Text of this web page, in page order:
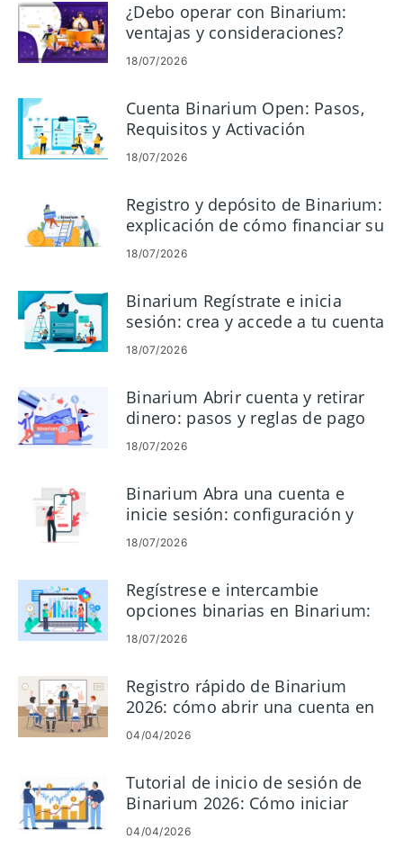
¿Debo operar con Binarium:
ventajas y consideraciones?
18/07/2026
Cuenta Binarium Open: Pasos,
Requisitos y Activación
18/07/2026
Registro y depósito de Binarium:
explicación de cómo financiar su
cuenta
18/07/2026
Binarium Regístrate e inicia
sesión: crea y accede a tu cuenta
18/07/2026
Binarium Abrir cuenta y retirar
dinero: pasos y reglas de pago
18/07/2026
Binarium Abra una cuenta e
inicie sesión: configuración y
acceso a la cuenta
18/07/2026
Regístrese e intercambie
opciones binarias en Binarium:
paso a paso
18/07/2026
Registro rápido de Binarium
2026: cómo abrir una cuenta en
minutos
04/04/2026
Tutorial de inicio de sesión de
Binarium 2026: Cómo iniciar
sesión y solucionar problemas
de inicio de sesión
04/04/2026